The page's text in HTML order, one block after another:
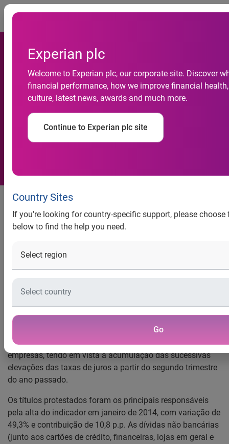
Experian plc
Welcome to Experian plc, our corporate site. Discover
financial performance, how we improve financial
culture, latest news, awards and much more.
Continue to Experian plc site
Country Sites
If you’re looking for country-specific support, please
below to find the help you need.
Go
Inadimplência das empresas
começa o ano em alta, revela
Serasa Experian
Títulos protestados foram os principais responsáveis pelo
crescimento do índice no mês
OIndicador Serasa Experian de Inadimplência das
variação anual – janeiro de 2014 contra o mesmo mês de
2013 – o indicador também apresentou alta de 11,1%.
De acordo com os economistas da Serasa Experian, o
aumento da inadimplência das empresas no primeiro mês
de 2014 foi reflexo da alta da inadimplência dos
consumidores, também verificada em janeiro/14, bem
como do impacto da elevação do custo financeiro das
empresas, tendo em vista a acumulação das sucessivas
elevações das taxas de juros a partir do segundo trimestre
do ano passado.
Os títulos protestados foram os principais responsáveis
pela alta do indicador em janeiro de 2014, com variação de
49,3% e contribuição de 10,8 p.p. As dívidas não bancárias
(junto aos cartões de crédito, financeiras, lojas em geral e